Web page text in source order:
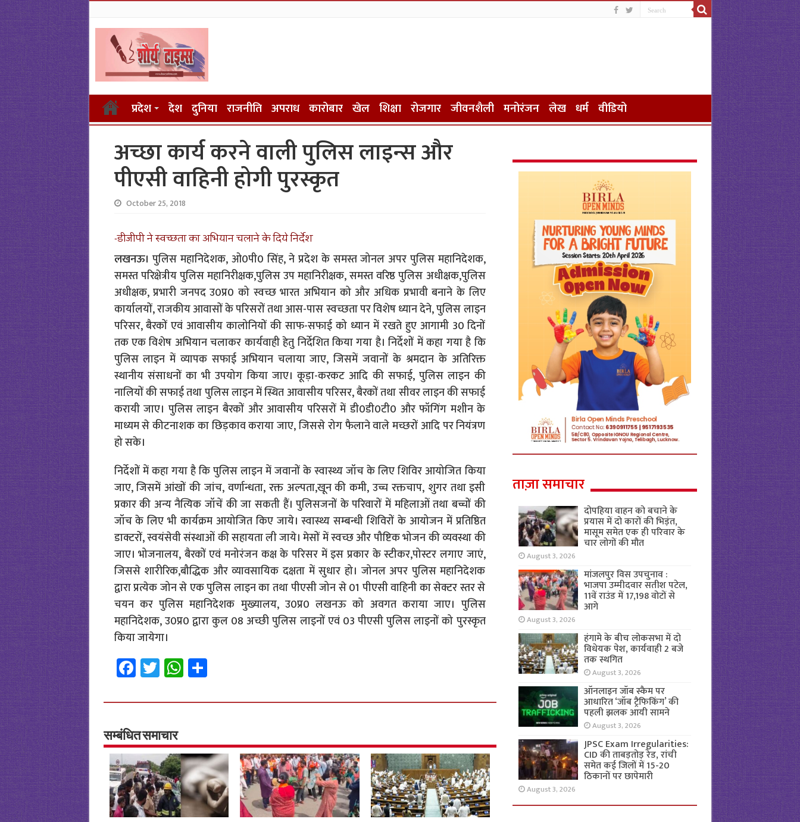
प्रदेश देश दुनिया राजनीति अपराध कारोबार खेल शिक्षा रोजगार जीवनशैली मनोरंजन लेख धर्म वीडियो
अच्छा कार्य करने वाली पुलिस लाइन्स और
पीएसी वाहिनी होगी पुरस्कृत
October 25, 2018
-डीजीपी ने स्वच्छता का अभियान चलाने के दिये निर्देश
लखनऊ। पुलिस महानिदेशक, ओ0पी0 सिंह, ने प्रदेश के समस्त जोनल अपर पुलिस महानिदेशक,
समस्त परिक्षेत्रीय पुलिस महानिरीक्षक,पुलिस उप महानिरीक्षक, समस्त वरिष्ठ पुलिस अधीक्षक,पुलिस
अधीक्षक, प्रभारी जनपद उ0प्र0 को स्वच्छ भारत अभियान को और अधिक प्रभावी बनाने के लिए
कार्यालयों, राजकीय आवासों के परिसरों तथा आस-पास स्वच्छता पर विशेष ध्यान देने, पुलिस लाइन
परिसर, बैरकों एवं आवासीय कालोनियों की साफ-सफाई को ध्यान में रखते हुए आगामी 30 दिनों
तक एक विशेष अभियान चलाकर कार्यवाही हेतु निर्देशित किया गया है। निर्देशों में कहा गया है कि
पुलिस लाइन में व्यापक सफाई अभियान चलाया जाए, जिसमें जवानों के श्रमदान के अतिरिक्त
स्थानीय संसाधनों का भी उपयोग किया जाए। कूड़ा-करकट आदि की सफाई, पुलिस लाइन की
नालियों की सफाई तथा पुलिस लाइन में स्थित आवासीय परिसर, बैरकों तथा सीवर लाइन की सफाई
करायी जाए। पुलिस लाइन बैरकों और आवासीय परिसरों में डी0डी0टी0 और फॉगिंग मशीन के
माध्यम से कीटनाशक का छिड़काव कराया जाए, जिससे रोग फैलाने वाले मच्छरों आदि पर नियंत्रण
हो सके।
निर्देशों में कहा गया है कि पुलिस लाइन में जवानों के स्वास्थ्य जॉच के लिए शिविर आयोजित किया
जाए, जिसमें आंखों की जांच, वर्णान्धता, रक्त अल्पता,खून की कमी, उच्च रक्तचाप, शुगर तथा इसी
प्रकार की अन्य नैत्यिक जॉचें की जा सकती हैं। पुलिसजनों के परिवारों में महिलाओं तथा बच्चों की
जॉच के लिए भी कार्यक्रम आयोजित किए जाये। स्वास्थ्य सम्बन्धी शिविरों के आयोजन में प्रतिष्ठित
डाक्टरों, स्वयंसेवी संस्थाओं की सहायता ली जाये। मेसों में स्वच्छ और पौष्टिक भोजन की व्यवस्था की
जाए। भोजनालय, बैरकों एवं मनोरंजन कक्ष के परिसर में इस प्रकार के स्टीकर,पोस्टर लगाए जाएं,
जिससे शारीरिक,बौद्धिक और व्यावसायिक दक्षता में सुधार हो। जोनल अपर पुलिस महानिदेशक
द्वारा प्रत्येक जोन से एक पुलिस लाइन का तथा पीएसी जोन से 01 पीएसी वाहिनी का सेक्टर स्तर से
चयन कर पुलिस महानिदेशक मुख्यालय, उ0प्र0 लखनऊ को अवगत कराया जाए। पुलिस
महानिदेशक, उ0प्र0 द्वारा कुल 08 अच्छी पुलिस लाइनों एवं 03 पीएसी पुलिस लाइनों को पुरस्कृत
किया जायेगा।
Fa
ce
b
o
o
k
T
wi
tt
er
W
h
at
p
p
S
h
ar
सम्बंधित समाचार
ताज़ा समाचार
दोपहिया वाहन को बचाने के
प्रयास में दो कारों की भिड़ंत,
मासूम समेत एक ही परिवार के
चार लोगों की मौत
August 3, 2026
मांजलपुर विस उपचुनाव :
भाजपा उम्मीदवार सतीश पटेल,
11वें राउंड में 17,198 वोटों से
आगे
August 3, 2026
हंगामे के बीच लोकसभा में दो
विधेयक पेश, कार्यवाही 2 बजे
तक स्थगित
August 3, 2026
ऑनलाइन जॉब स्कैम पर
आधारित ‘जॉब ट्रैफिकिंग’ की
पहली झलक आयी सामने
August 3, 2026
JPSC Exam Irregularities:
CID की ताबड़तोड़ रेड, रांची
समेत कई जिलों में 15-20
ठिकानों पर छापेमारी
August 3, 2026